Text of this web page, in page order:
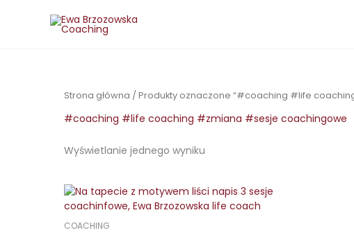
Strona główna / Produkty oznaczone “#coaching #life
#coaching #life coaching #zmiana #sesje coachingowe
Wyświetlanie jednego wyniku
COACHING